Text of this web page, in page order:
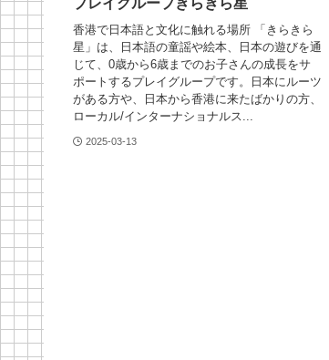
プレイグループきらきら星
香港で日本語と文化に触れる場所 「きらきら
星」は、日本語の童謡や絵本、日本の遊びを通
じて、0歳から6歳までのお子さんの成長をサ
ポートするプレイグループです。日本にルーツ
がある方や、日本から香港に来たばかりの方、
ローカル/インターナショナルス...
2025-03-13